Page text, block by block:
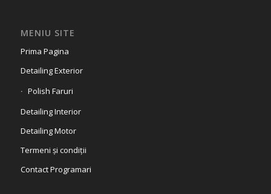
MENIU SITE
Prima Pagina
Detailing Exterior
Polish Faruri
Detailing Interior
Detailing Motor
Termeni și condiții
Contact Programari